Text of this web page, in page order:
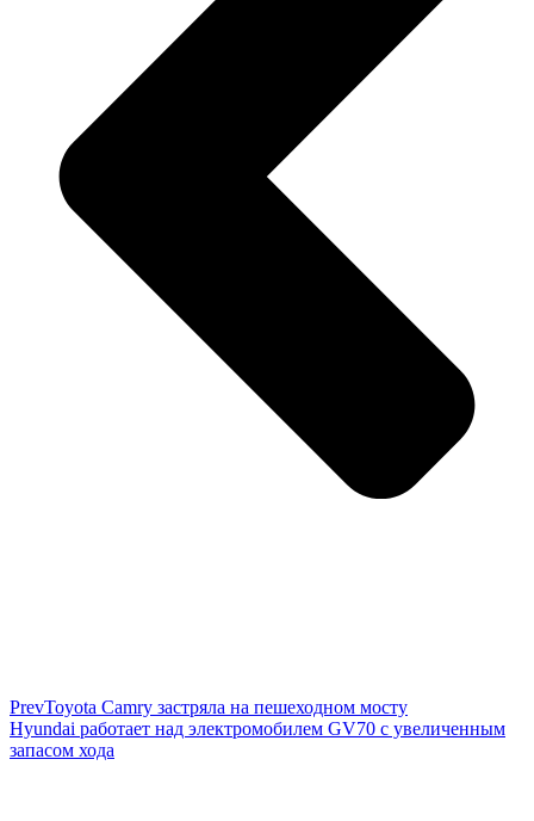
PrevToyota Camry застряла на пешеходном мосту
Hyundai работает над электромобилем GV70 с увеличенным
запасом хода